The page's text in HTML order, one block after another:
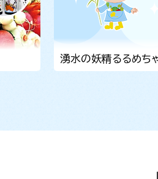
湧水の妖精るるめち